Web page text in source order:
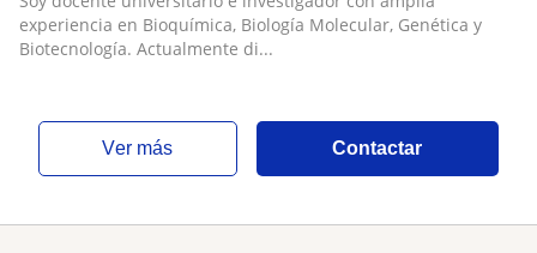
experiencia en Bioquímica, Biología Molecular, Genética y
Biotecnología. Actualmente di...
ver más Contactar